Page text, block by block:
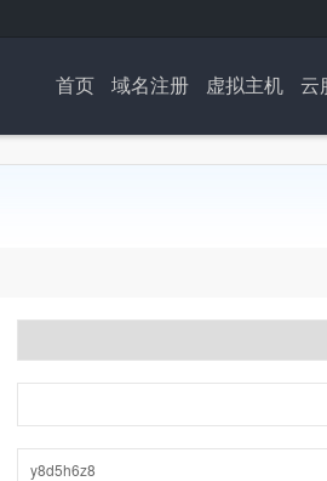
首页 域名注册 虚拟主机 云